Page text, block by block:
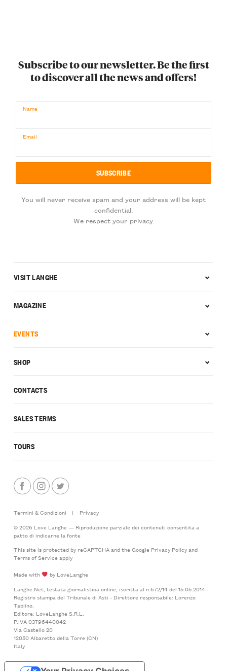
Subscribe to our newsletter. Be the first
to discover all the news and offers!
Name
Email
You will never receive spam and your address will be kept
confidential.
We respect your privacy.
CONTACTS
SALES TERMS
TOURS
VISIT LANGHE
MAGAZINE
EVENTS
SHOP
Termini & Condizioni |
Privacy
© 2026 Love Langhe — Riproduzione parziale dei contenuti consentita a
patto di indicarne la fonte
This site is protected by reCAPTCHA and the Google Privacy Policyand
Terms of Serviceapply
Made with
by LoveLanghe
Langhe.Net, testata giornalistica online, iscritta al n.672/14 del 15.05.2014 -
Registro stampa del Tribunale di Asti - Direttore responsabile: Lorenzo
Tablino.
Editore: LoveLanghe S.R.L.
P.IVA 03796440042
Via Castello 20
12050 Albaretto della Torre (CN)
Italy